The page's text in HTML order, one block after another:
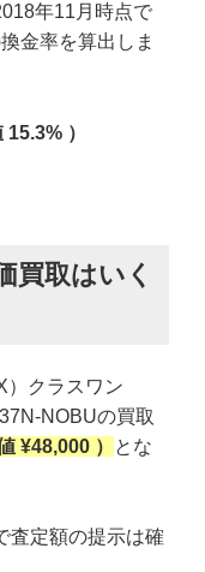
年11月時点で
金率を算出しま
）
買取はいく
）クラスワン
NOBUの買取
¥48,000 ）
とな
査定額の提示は確